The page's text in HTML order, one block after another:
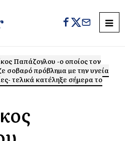
Παπάζογλου -ο οποίος τον
σοβαρό πρόβλημα με την υγεία
τελικά κατέληξε σήμερα το